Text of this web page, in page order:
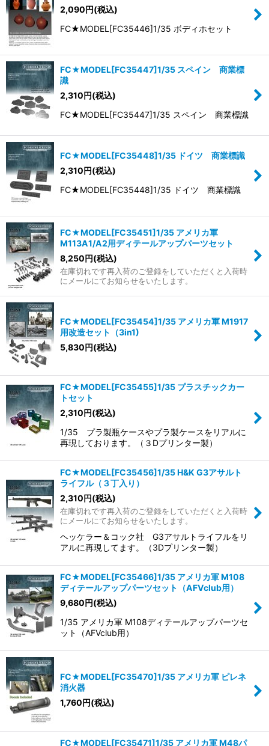
2,090円(税込)
FC★MODEL[FC35446]1/35 ボディホセット
FC★MODEL[FC35447]1/35 スペイン 商業標
識
2,310円(税込)
FC★MODEL[FC35447]1/35 スペイン 商業標識
FC★MODEL[FC35448]1/35 ドイツ 商業標識
2,310円(税込)
FC★MODEL[FC35448]1/35 ドイツ 商業標識
FC★MODEL[FC35451]1/35 アメリカ軍
M113A1/A2用ディテールアップパーツセット
8,250円(税込)
在庫切れです再入荷のご登録をしていただくと入荷時
にメールにてお知らせをいたします。
FC★MODEL[FC35454]1/35 アメリカ軍 M1917
用改造セット（3in1)
5,830円(税込)
FC★MODEL[FC35455]1/35 プラスチックカー
トセット
2,310円(税込)
1/35 プラ製瓶ケースやプラ製ケースをリアルに
再現しております。（３Dプリンター製）
FC★MODEL[FC35456]1/35 H&K G3アサルト
ライフル（３丁入り）
2,310円(税込)
在庫切れです再入荷のご登録をしていただくと入荷時
にメールにてお知らせをいたします。
ヘッケラー＆コック社 G3アサルトライフルをリ
アルに再現してます。（3Dプリンター製）
FC★MODEL[FC35466]1/35 アメリカ軍 M108
ディテールアップパーツセット（AFVclub用）
9,680円(税込)
1/35 アメリカ軍 M108ディテールアップパーツセ
ット（AFVclub用）
FC★MODEL[FC35470]1/35 アメリカ軍 ピレネ
消火器
1,760円(税込)
FC★MODEL[FC35471]1/35 アメリカ軍 M48パ